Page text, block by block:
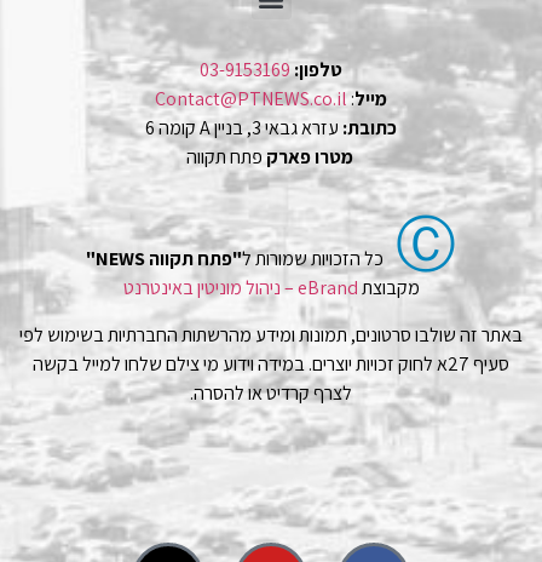
טלפון:03-9153169
מייל:
Contact@PTNEWS.co.il
כתובת: עזרא גבאי 3, בניין A קומה 6
מטרו פארק פתח תקווה
Ⓒ כל הזכויות שמורות ל"פתח תקווה NEWS"
מקבוצתeBrand – ניהול מוניטין באינטרנט
באתר זה שולבו סרטונים, תמונות ומידע מהרשתות החברתיות בשימוש לפי
סעיף 27א לחוק זכויות יוצרים. במידה וידוע מי צילם שלחו למייל בקשה
לצרף קרדיט או להסרה.